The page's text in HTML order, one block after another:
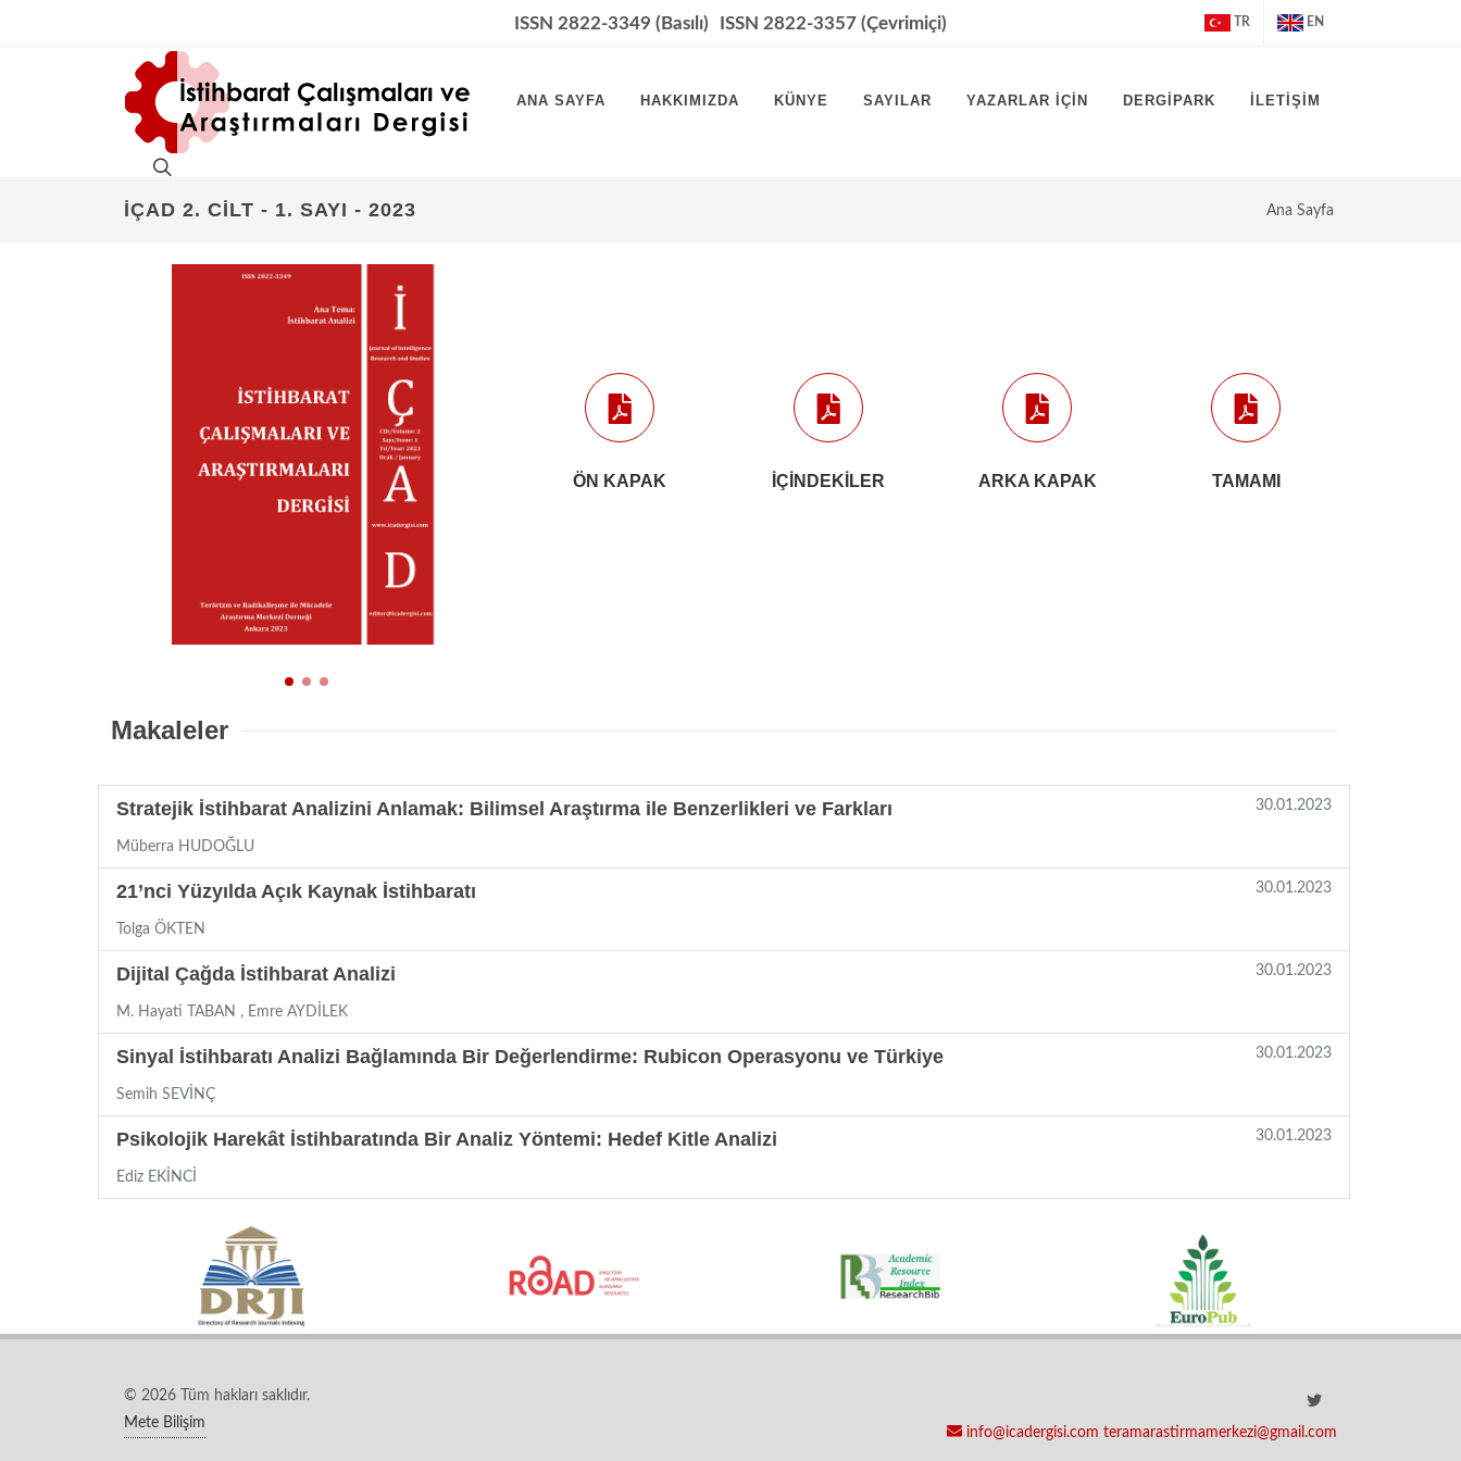
ISSN 2822-3349 (Basılı) ISSN 2822-3357 (Çevrimiçi) TR EN
ANA SAYFA HAKKIMIZDA KÜNYE SAYILAR YAZARLAR İÇIN DERGİPARK İLETIŞIM
İÇAD 2. CILT - 1. SAYI - 2023 Ana Sayfa
ÖN KAPAK İÇINDEKILER ARKA KAPAK TAMAMI
Makaleler
Stratejik İstihbarat Analizini Anlamak: Bilimsel Araştırma ile Benzerlikleri ve Farkları 30.01.2023
Müberra HUDOĞLU
21’nci Yüzyılda Açık Kaynak İstihbaratı 30.01.2023
Tolga ÖKTEN
Dijital Çağda İstihbarat Analizi 30.01.2023
M. Hayati TABAN , Emre AYDİLEK
Sinyal İstihbaratı Analizi Bağlamında Bir Değerlendirme: Rubicon Operasyonu ve Türkiye 30.01.2023
Semih SEVİNÇ
Psikolojik Harekât İstihbaratında Bir Analiz Yöntemi: Hedef Kitle Analizi 30.01.2023
Ediz EKİNCİ
© 2026 Tüm hakları saklıdır.
Mete Bilişim
info@icadergisi.com teramarastirmamerkezi@gmail.com